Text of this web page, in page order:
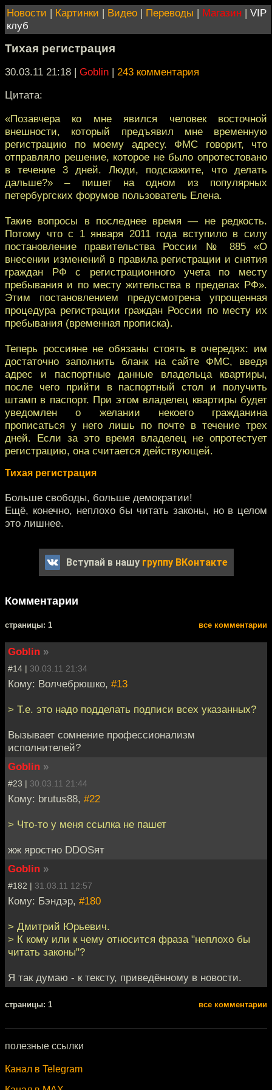
Новости | Картинки | Видео | Переводы | Магазин | VIP
клуб
Тихая регистрация
30.03.11 21:18 | Goblin | 243 комментария
Цитата:
«Позавчера ко мне явился человек восточной
внешности, который предъявил мне временную
регистрацию по моему адресу. ФМС говорит, что
отправляло решение, которое не было опротестовано
в течение 3 дней. Люди, подскажите, что делать
дальше?» – пишет на одном из популярных
петербургских форумов пользователь Елена.
Такие вопросы в последнее время — не редкость.
Потому что с 1 января 2011 года вступило в силу
постановление правительства России № 885 «О
внесении изменений в правила регистрации и снятия
граждан РФ с регистрационного учета по месту
пребывания и по месту жительства в пределах РФ».
Этим постановлением предусмотрена упрощенная
процедура регистрации граждан России по месту их
пребывания (временная прописка).
Теперь россияне не обязаны стоять в очередях: им
достаточно заполнить бланк на сайте ФМС, введя
адрес и паспортные данные владельца квартиры,
после чего прийти в паспортный стол и получить
штамп в паспорт. При этом владелец квартиры будет
уведомлен о желании некоего гражданина
прописаться у него лишь по почте в течение трех
дней. Если за это время владелец не опротестует
регистрацию, она считается действующей.
Тихая регистрация
Больше свободы, больше демократии!
Ещё, конечно, неплохо бы читать законы, но в целом
это лишнее.
Вступай в нашу группу ВКонтакте
Комментарии
cтраницы: 1 все комментарии
Goblin »
#14 | 30.03.11 21:34
Кому: Волчебрюшко, #13
> Т.е. это надо подделать подписи всех указанных?
Вызывает сомнение профессионализм
исполнителей?
Goblin »
#23 | 30.03.11 21:44
Кому: brutus88, #22
> Что-то у меня ссылка не пашет
жж яростно DDOSят
Goblin »
#182 | 31.03.11 12:57
Кому: Бэндэр, #180
> Дмитрий Юрьевич.
> К кому или к чему относится фраза "неплохо бы
читать законы"?
Я так думаю - к тексту, приведённому в новости.
cтраницы: 1 все комментарии
полезные ссылки
Канал в Telegram